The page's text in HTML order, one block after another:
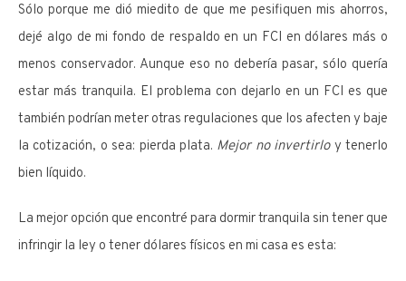
Sólo porque me dió miedito de que me pesifiquen mis ahorros,
dejé algo de mi fondo de respaldo en un FCI en dólares más o
menos conservador. Aunque eso no debería pasar, sólo quería
estar más tranquila. El problema con dejarlo en un FCI es que
también podrían meter otras regulaciones que los afecten y baje
la cotización, o sea: pierda plata. Mejor no invertirloy tenerlo
bien líquido.
La mejor opción que encontré para dormir tranquila sin tener que
infringir la ley o tener dólares físicos en mi casa es esta: